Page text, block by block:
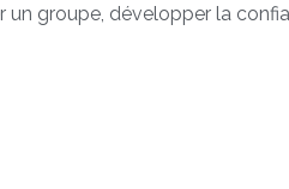
groupe, développer la